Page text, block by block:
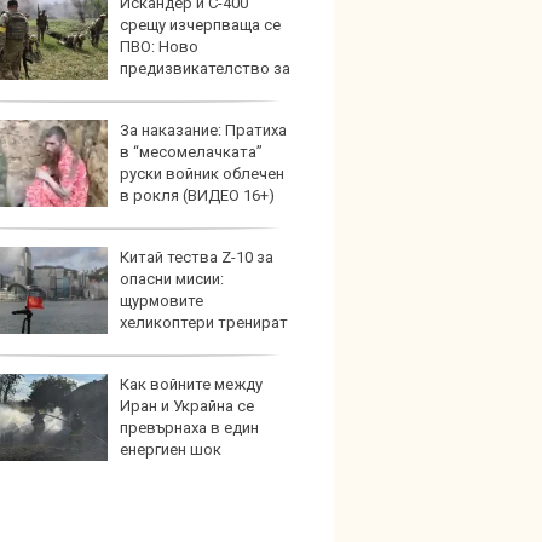
срещу изчерпваща се
ПВО: Ново
предизвикателство за
За наказание: Пратиха
в “месомелачката”
руски войник облечен
в рокля (ВИДЕО 16+)
Китай тества Z-10 за
опасни мисии:
щурмовите
хеликоптери тренират
Как войните между
Иран и Украйна се
превърнаха в един
енергиен шок